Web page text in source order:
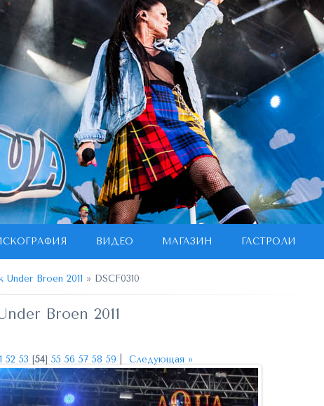
ВИДЕО МАГАЗИН ГАСТРОЛИ
Under Broen 2011 » DSCF0310
Broen 2011
52 53 [54] 55 56 57 58 59 Следующая »